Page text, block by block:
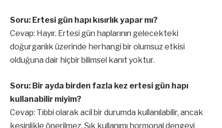
Soru: Ertesi gün hapı kısırlık yapar mı?
Cevap: Hayır. Ertesi gün haplarının gelecekteki
doğurganlık üzerinde herhangi bir olumsuz etkisi
olduğuna dair hiçbir bilimsel kanıt yoktur.
Soru: Bir ayda birden fazla kez ertesi gün hapı
kullanabilir miyim?
Cevap: Tıbbi olarak acil bir durumda kullanılabilir, ancak
kesinlikle önerilmez. Sık kullanımı hormonal dengeyi